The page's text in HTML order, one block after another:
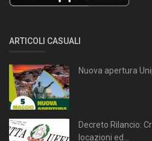
ARTICOLI CASUALI
Nuova apertura
Decreto Rilancio:
locazioni ed...